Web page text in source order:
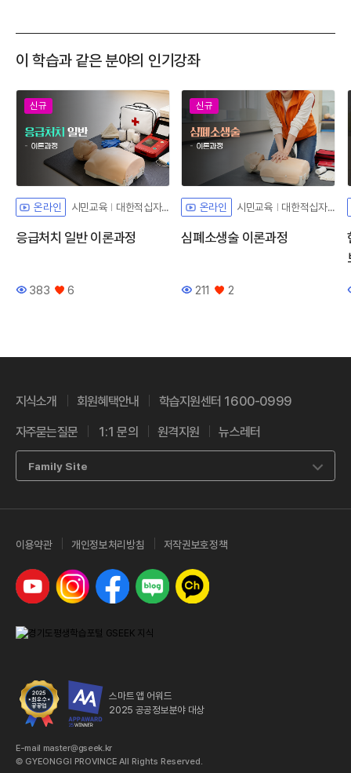
이 학습과 같은 분야의 인기강좌
신규
온라인 시민교육 대한적십자사
응급처치 일반 이론과정
조회수
383
좋아요
6
신규
온라인 시민교육 대한적십자사
심폐소생술 이론과정
조회수
211
좋아요
2
지식소개 회원혜택안내 학습지원센터 1600-0999
자주묻는질문 1:1 문의 원격지원 뉴스레터
Family Site
이용약관 개인정보처리방침 저작권보호정책
유튜브 인스타그램 페이스북 네이버 블로그카카오톡 채널
스마트 앱 어워드
2025 공공정보분야 대상
E-mail master@gseek.kr
© GYEONGGI PROVINCE All Rights Reserved.